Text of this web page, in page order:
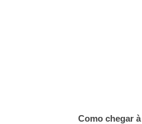
Como chegar à